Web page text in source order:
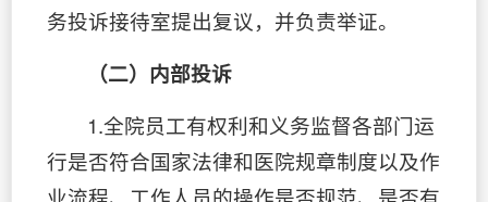
务投诉接待室提出复议，并负责举证。
（二）内部投诉
1.全院员工有权利和义务监督各部门运
行是否符合国家法律和医院规章制度以及作